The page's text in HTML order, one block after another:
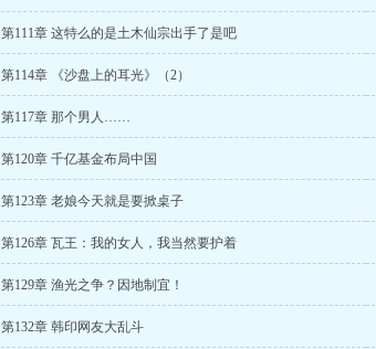
第111章 这特么的是土木仙宗出手了是吧
第114章 《沙盘上的耳光》（2）
第117章 那个男人……
第120章 千亿基金布局中国
第123章 老娘今天就是要掀桌子
第126章 瓦王：我的女人，我当然要护着
第129章 渔光之争？因地制宜！
第132章 韩印网友大乱斗